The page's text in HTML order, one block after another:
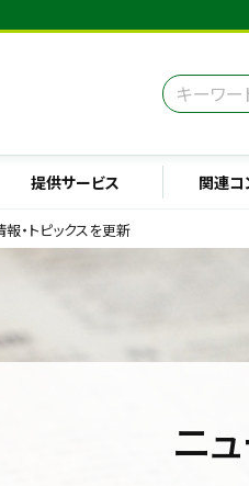
提供サービス 関連コ
・トピックスを更新
ニ